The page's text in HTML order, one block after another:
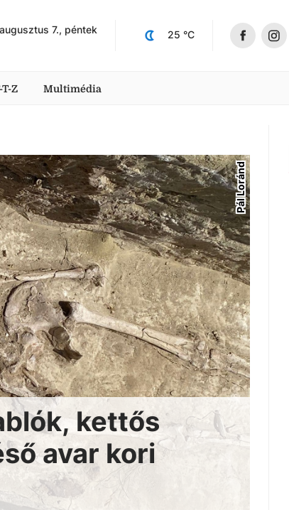
7., péntek 25 °C
T-Z Multimédia
Pál Loránd
kettős
avar kori